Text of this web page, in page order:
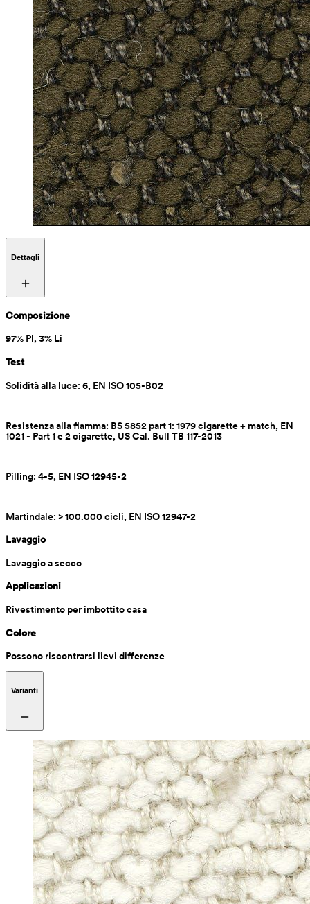
Dettagli
Composizione
97% Pl, 3% Li
Test
Solidità alla luce: 6, EN ISO 105-B02
Resistenza alla fiamma: BS 5852 part 1: 1979 cigarette + match, EN
1021 - Part 1 e 2 cigarette, US Cal. Bull TB 117-2013
Pilling: 4-5, EN ISO 12945-2
Martindale: > 100.000 cicli, EN ISO 12947-2
Lavaggio
Lavaggio a secco
Applicazioni
Rivestimento per imbottito casa
Colore
Possono riscontrarsi lievi differenze
Varianti